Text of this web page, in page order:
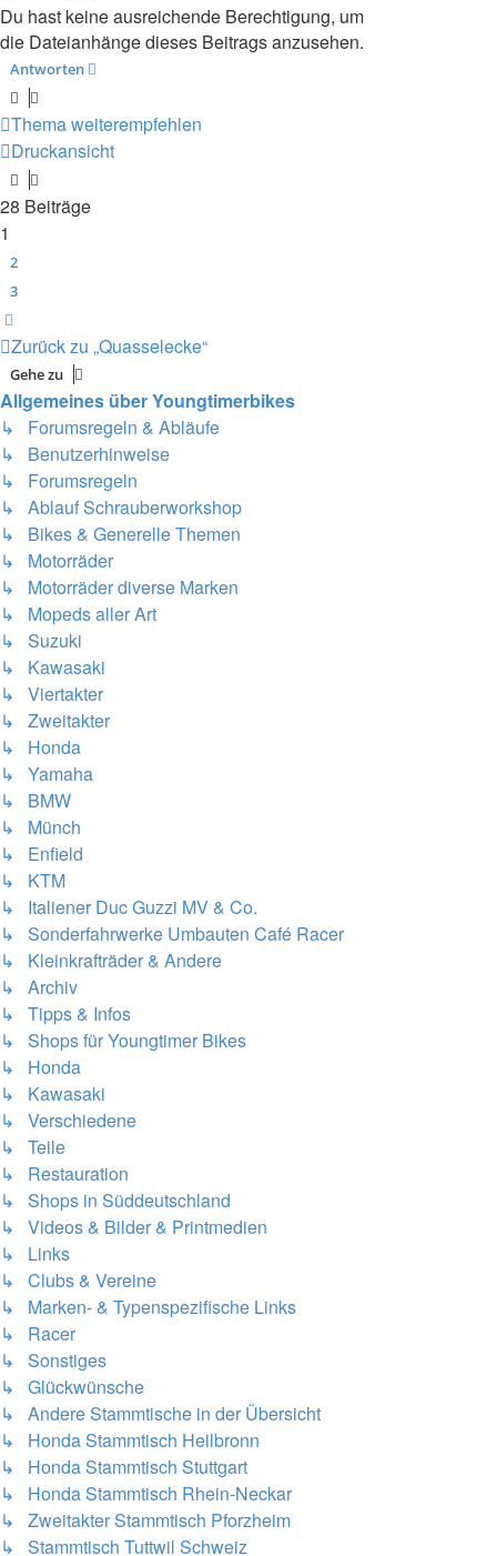
Du hast keine ausreichende Berechtigung, um
die Dateianhänge dieses Beitrags anzusehen.
Antworten
Thema weiterempfehlen
Druckansicht
28 Beiträge
1
2
3
Zurück zu „Quasselecke“
Gehe zu
Allgemeines über Youngtimerbikes
↳ Forumsregeln & Abläufe
↳ Benutzerhinweise
↳ Forumsregeln
↳ Ablauf Schrauberworkshop
↳ Bikes & Generelle Themen
↳ Motorräder
↳ Motorräder diverse Marken
↳ Mopeds aller Art
↳ Suzuki
↳ Kawasaki
↳ Viertakter
↳ Zweitakter
↳ Honda
↳ Yamaha
↳ BMW
↳ Münch
↳ Enfield
↳ KTM
↳ Italiener Duc Guzzi MV & Co.
↳ Sonderfahrwerke Umbauten Café Racer
↳ Kleinkrafträder & Andere
↳ Archiv
↳ Tipps & Infos
↳ Shops für Youngtimer Bikes
↳ Honda
↳ Kawasaki
↳ Verschiedene
↳ Teile
↳ Restauration
↳ Shops in Süddeutschland
↳ Videos & Bilder & Printmedien
↳ Links
↳ Clubs & Vereine
↳ Marken- & Typenspezifische Links
↳ Racer
↳ Sonstiges
↳ Glückwünsche
↳ Andere Stammtische in der Übersicht
↳ Honda Stammtisch Heilbronn
↳ Honda Stammtisch Stuttgart
↳ Honda Stammtisch Rhein-Neckar
↳ Zweitakter Stammtisch Pforzheim
↳ Stammtisch Tuttwil Schweiz